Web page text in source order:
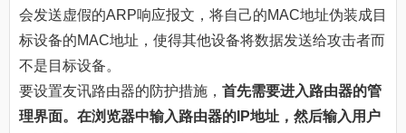
会发送虚假的ARP响应报文，将自己的MAC地址伪装成目
标设备的MAC地址，使得其他设备将数据发送给攻击者而
不是目标设备。
要设置友讯路由器的防护措施， 首先需要进入路由器的管
理界面。在浏览器中输入路由器的IP地址，然后输入用户